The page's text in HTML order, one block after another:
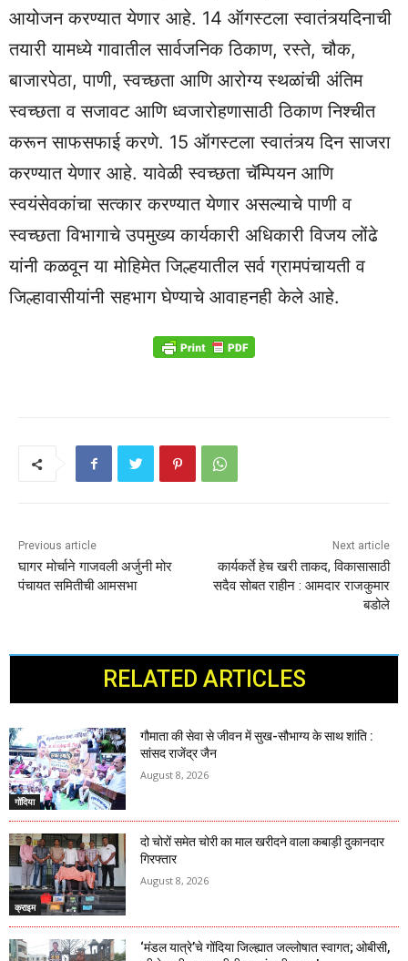
आयोजन करण्यात येणार आहे. 14 ऑगस्टला स्वातंत्र्यदिनाची
तयारी यामध्ये गावातील सार्वजनिक ठिकाण, रस्ते, चौक,
बाजारपेठा, पाणी, स्वच्छता आणि आरोग्य स्थळांची अंतिम
स्वच्छता व सजावट आणि ध्वजारोहणासाठी ठिकाण निश्चीत
करून साफसफाई करणे. 15 ऑगस्टला स्वातंत्र्य दिन साजरा
करण्यात येणार आहे. यावेळी स्वच्छता चॅम्पियन आणि
स्वयंसेवकांचा सत्कार करण्यात येणार असल्याचे पाणी व
स्वच्छता विभागाचे उपमुख्य कार्यकारी अधिकारी विजय लोंढे
यांनी कळवून या मोहिमेत जिल्हयातील सर्व ग्रामपंचायती व
जिल्हावासीयांनी सहभाग घेण्याचे आवाहनही केले आहे.
Previous article
घागर मोर्चाने गाजवली अर्जुनी मोर
पंचायत समितीची आमसभा
Next article
कार्यकर्ते हेच खरी ताकद, विकासासाठी
सदैव सोबत राहीन : आमदार राजकुमार
बडोले
RELATED ARTICLES
गोंदिया
गौमाता की सेवा से जीवन में सुख-सौभाग्य के साथ शांति :
सांसद राजेंद्र जैन
August 8, 2026
क्राइम
दो चोरों समेत चोरी का माल खरीदने वाला कबाड़ी दुकानदार
गिरफ्तार
August 8, 2026
‘मंडल यात्रे’चे गोंदिया जिल्ह्यात जल्लोषात स्वागत; ओबीसी,